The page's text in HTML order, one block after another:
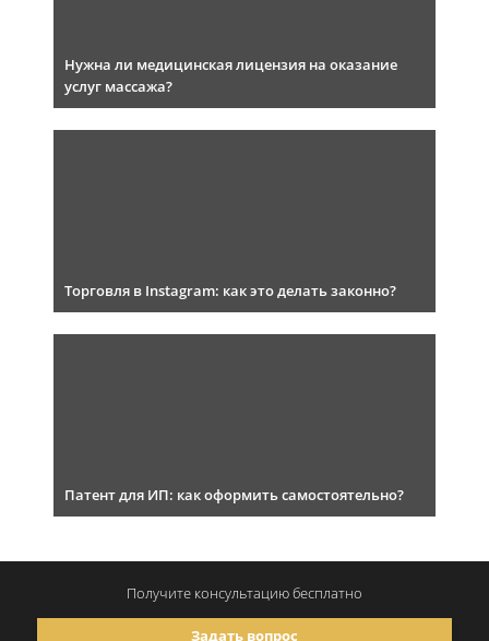
Нужна ли медицинская лицензия на оказание
услуг массажа?
Торговля в Instagram: как это делать законно?
Патент для ИП: как оформить самостоятельно?
Задать вопрос
Получите консультациюбесплатно